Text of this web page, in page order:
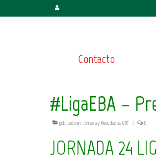
Contacto
#LigaEBA –
publicado en: Jornada y Resultados CBT | 0
​JORNADA 24